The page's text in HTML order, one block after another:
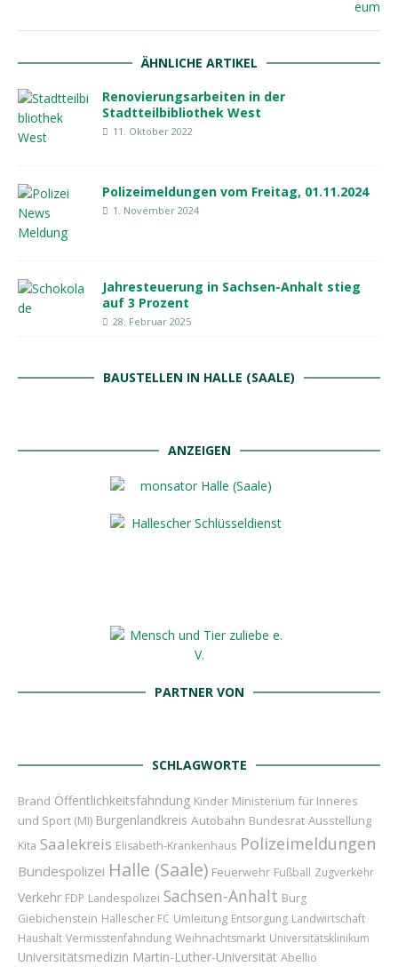
ÄHNLICHE ARTIKEL
Renovierungsarbeiten in der
Stadtteilbibliothek West
11. Oktober 2022
Polizeimeldungen vom Freitag, 01.11.2024
1. November 2024
Jahresteuerung in Sachsen-Anhalt stieg
auf 3 Prozent
28. Februar 2025
BAUSTELLEN IN HALLE (SAALE)
ANZEIGEN
PARTNER VON
SCHLAGWORTE
Brand Öffentlichkeitsfahndung Kinder Ministerium für Inneres
und Sport (MI) Burgenlandkreis Autobahn Bundesrat Ausstellung
Kita Saalekreis Elisabeth-Krankenhaus Polizeimeldungen
Bundespolizei Halle (Saale) Feuerwehr Fußball Zugverkehr
Verkehr FDP Landespolizei Sachsen-Anhalt Burg
Giebichenstein Hallescher FC Umleitung Entsorgung Landwirtschaft
Haushalt Vermisstenfahndung Weihnachtsmarkt Universitätsklinikum
Universitätsmedizin Martin-Luther-Universität Abellio